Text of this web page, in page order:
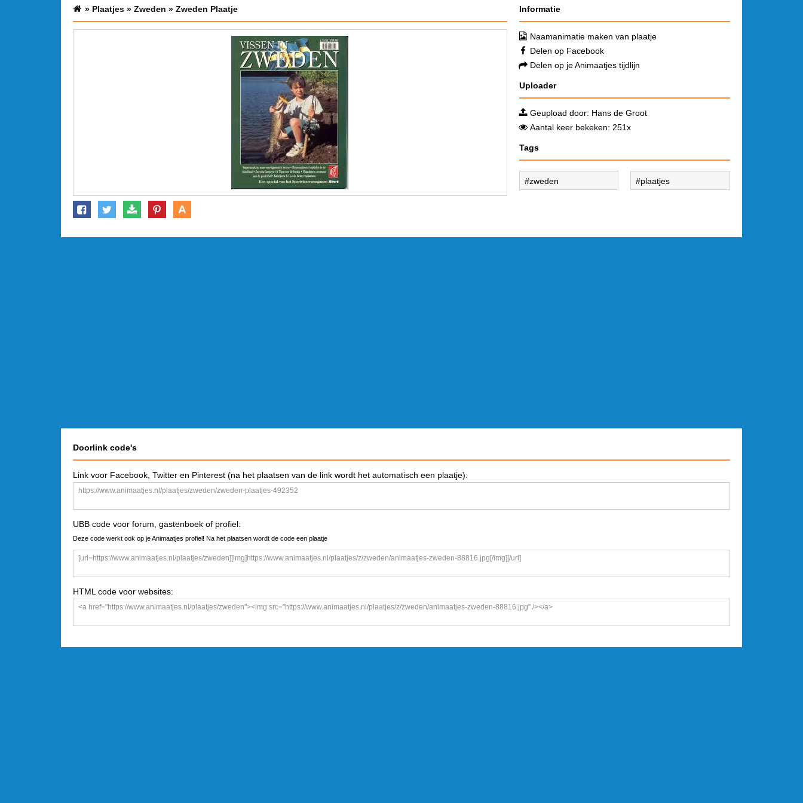
» Plaatjes » Zweden » Zweden Plaatje
A
Informatie
Naamanimatie maken van plaatje
Delen op Facebook
Delen op je Animaatjes tijdlijn
Uploader
Geupload door: Hans de Groot
Aantal keer bekeken: 251x
Tags
zweden plaatjes
Doorlink code's
Link voor Facebook, Twitter en Pinterest (na het plaatsen van de link wordt het automatisch een plaatje):
UBB code voor forum, gastenboek of profiel:
Deze code werkt ook op je Animaatjes profiel! Na het plaatsen wordt de code een plaatje
HTML code voor websites: